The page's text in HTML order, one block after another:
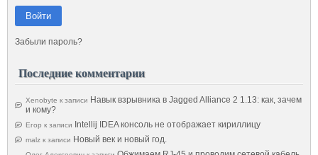
Войти
Забыли пароль?
Последние комментарии
Xenobyte к записи Навык взрывника в Jagged Alliance 2 1.13: как, зачем
и кому?
Егор к записи Intellij IDEA консоль не отображает кириллицу
malz к записи Новый век и новый год.